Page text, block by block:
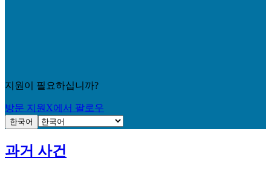
지원이 필요하십니까?
방문 지원 X에서 팔로우
한국어
과거 사건